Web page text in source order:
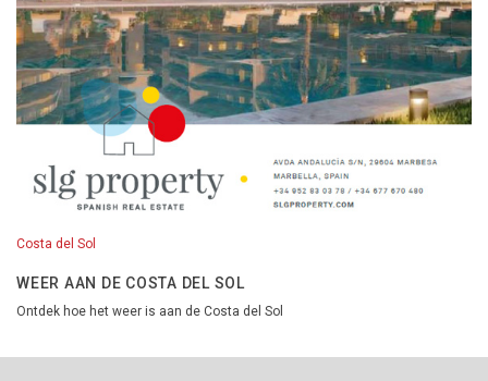
Costa del Sol
WEER AAN DE COSTA DEL SOL
Ontdek hoe het weer is aan de Costa del Sol